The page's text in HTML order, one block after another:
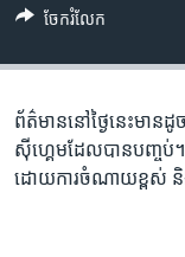
ទៅ​
ទំព័រ​
រក
ចែករំលែក
ព័ត៌មាន​នៅ​ថ្ងៃនេះ​មាន​
ស៊ីហ្គេម​ដែល​បាន​បញ្ចប់។
ដោយ​ការចំណាយ​ខ្ពស់ និ